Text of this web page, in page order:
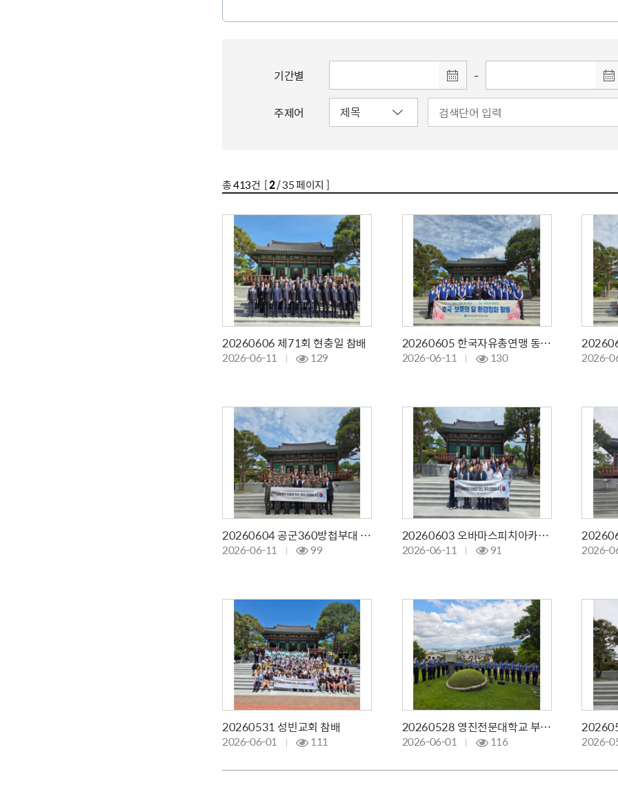
기간별 -
주제어
총413건 [2/ 35 페이지 ]
20260606 제71회 현충일 참배
2026-06-11 129
20260605 한국자유총연맹 동구지회 참배
2026-06-11 130 2026-
20260604 공군360방첩부대 참배
2026-06-11 99
20260603 오바마스피치아카데미 참배
2026-06-11 91 2026-
20260531 성빈교회 참배
2026-06-01 111
20260528 영진전문대학교 부사관학군단 참배
2026-06-01 116 2026-